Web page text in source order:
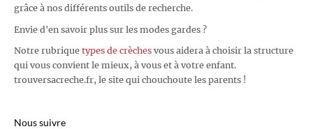
grâce à nos différents outils de recherche.
Envie d'en savoir plus sur les modes gardes ?
Notre rubrique types de crèches vous aidera à choisir la structure
qui vous convient le mieux, à vous et à votre enfant.
trouversacreche.fr, le site qui chouchoute les parents !
Nous suivre